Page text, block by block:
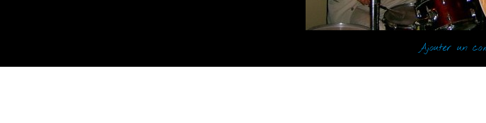
Ajouter un